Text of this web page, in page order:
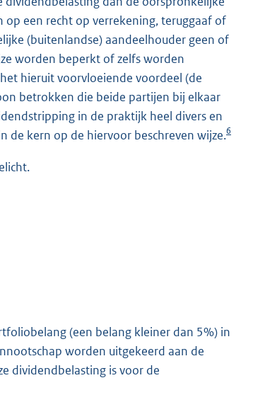
een recht op verrekening, teruggaaf of
(buitenlandse) aandeelhouder geen of
worden beperkt of zelfs worden
hieruit voorvloeiende voordeel (de
betrokken die beide partijen bij elkaar
in de praktijk heel divers en
de kern op de hiervoor beschreven wijze.6
(een belang kleiner dan 5%) in
worden uitgekeerd aan de
dividendbelasting is voor de